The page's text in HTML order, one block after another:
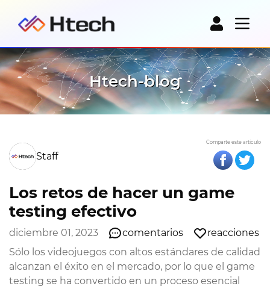
Htech-blog
Staff
Comparte este artículo
Los retos de hacer un game
testing efectivo
diciembre 01, 2023 comentarios
reacciones
Sólo los videojuegos con altos estándares de calidad
alcanzan el éxito en el mercado, por lo que el game
testing se ha convertido en un proceso esencial